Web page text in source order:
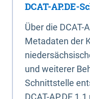
DCAT-AP.DE-
Über die DCAT-
Metadaten der
und weiterer
Schnittstelle
DCAT-AP.DE